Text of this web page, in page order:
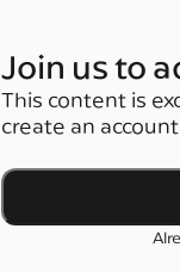
Join us to
This content is
create an